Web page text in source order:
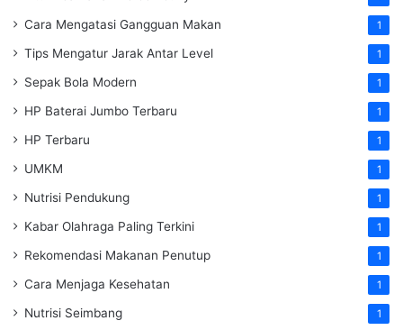
Cara Mengatasi Gangguan Makan 1
Tips Mengatur Jarak Antar Level 1
Sepak Bola Modern 1
HP Baterai Jumbo Terbaru 1
HP Terbaru 1
UMKM 1
Nutrisi Pendukung 1
Kabar Olahraga Paling Terkini 1
Rekomendasi Makanan Penutup 1
Cara Menjaga Kesehatan 1
Nutrisi Seimbang 1